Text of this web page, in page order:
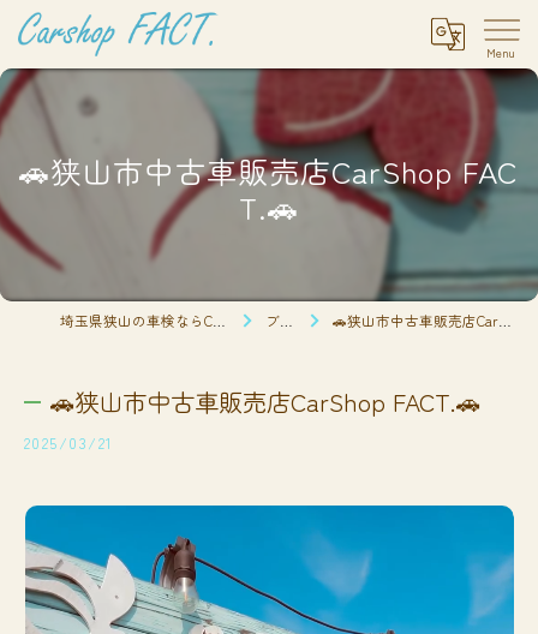
🚗狭山市中古車販売店CarShop FAC
T.🚗
ブログ 🚗狭山市中古車販売店CarShop FACT.🚗
🚗狭山市中古車販売店CarShop FACT.🚗
2025/03/21